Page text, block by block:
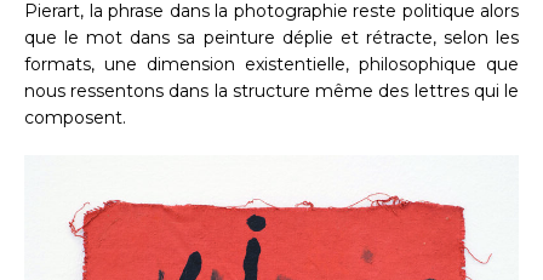
Pierart, la phrase dans la photographie reste politique alors
que le mot dans sa peinture déplie et rétracte, selon les
formats, une dimension existentielle, philosophique que
nous ressentons dans la structure même des lettres qui le
composent.